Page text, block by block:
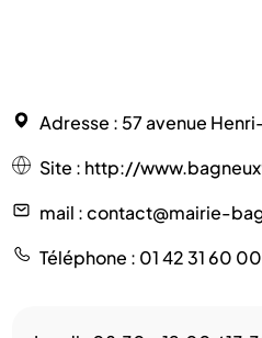
Adresse : 57 avenue
Site : http://
mail : contact@mairie-
Téléphone : 01 42 31 60 00